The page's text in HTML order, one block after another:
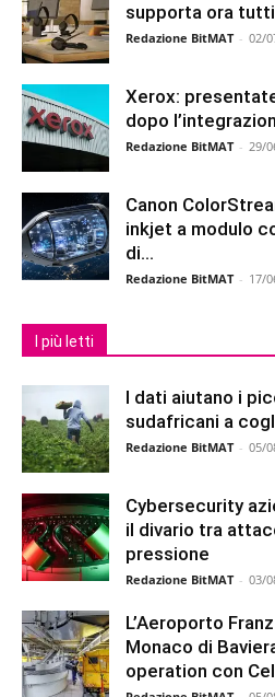
supporta ora
Redazione BitMAT - 02/
Xerox:
dopo
Redazione BitMAT - 29/
Canon
inkjet a modulo
di...
Redazione BitMAT - 17/
I più letti
I dati aiutano i
sudafricani a
Redazione BitMAT - 05/
Cybersecurity
il divario tra
pressione
Redazione BitMAT - 03/
L’Aeroporto
Monaco di
operation con